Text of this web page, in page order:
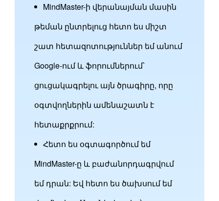
MindMaster-ի վերանայման մասին
թեման ընտրելուց հետո ես միշտ
շատ հետազոտություններ եմ անում
Google-ում և ֆորումներում՝
ցուցակագրելու այն ծրագիրը, որը
օգտվողներին ամենաշատն է
հետաքրքրում:
Հետո ես օգտագործում եմ
MindMaster-ը և բաժանորդագրվում
եմ դրան: Եվ հետո ես ծախսում եմ